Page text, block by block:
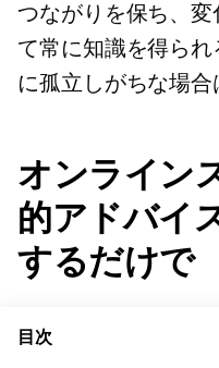
つながりを保ち、
て常に知識を得ら
に孤立しがちな場合
オンライン
的アドバイ
するだけで
ら 低コストの また
目次